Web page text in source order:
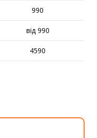
990
від 990
4590